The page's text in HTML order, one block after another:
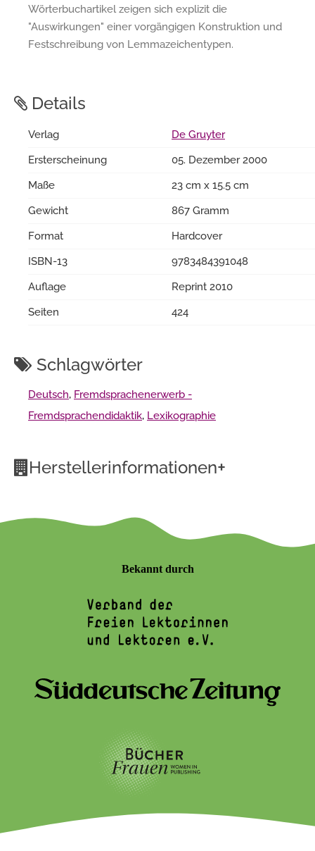
Wörterbuchartikel zeigen sich explizit die
"Auswirkungen" einer vorgängigen Konstruktion und
Festschreibung von Lemmazeichentypen.
Details
Verlag
De Gruyter
Ersterscheinung
05. Dezember 2000
Maße
23 cm x 15.5 cm
Gewicht
867 Gramm
Format
Hardcover
ISBN-13
9783484391048
Auflage
Reprint 2010
Seiten
424
Schlagwörter
Deutsch, Fremdsprachenerwerb -
Fremdsprachendidaktik, Lexikographie
Herstellerinformationen+
Bekannt durch